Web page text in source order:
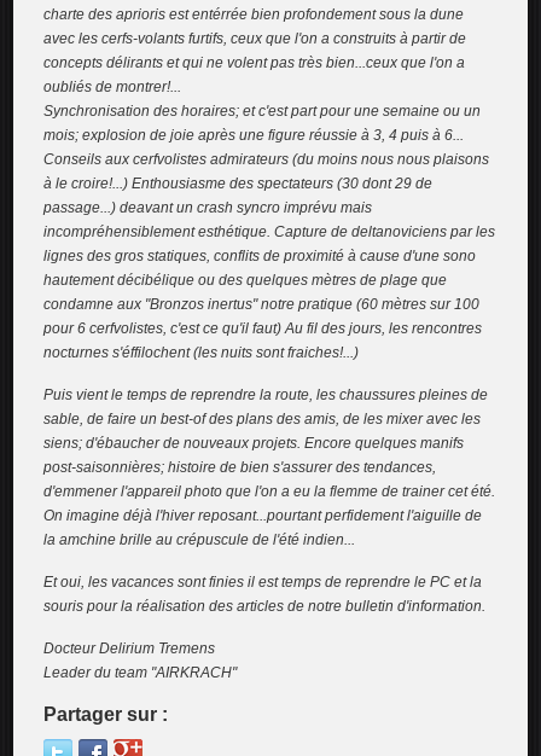
charte des aprioris est entérrée bien profondement sous la dune
avec les cerfs-volants furtifs, ceux que l'on a construits à partir de
concepts délirants et qui ne volent pas très bien...ceux que l'on a
oubliés de montrer!...
Synchronisation des horaires; et c'est part pour une semaine ou un
mois; explosion de joie après une figure réussie à 3, 4 puis à 6...
Conseils aux cerfvolistes admirateurs (du moins nous nous plaisons
à le croire!...) Enthousiasme des spectateurs (30 dont 29 de
passage...) deavant un crash syncro imprévu mais
incompréhensiblement esthétique. Capture de deltanoviciens par les
lignes des gros statiques, conflits de proximité à cause d'une sono
hautement décibélique ou des quelques mètres de plage que
condamne aux "Bronzos inertus" notre pratique (60 mètres sur 100
pour 6 cerfvolistes, c'est ce qu'il faut) Au fil des jours, les rencontres
nocturnes s'éffilochent (les nuits sont fraiches!...)
Puis vient le temps de reprendre la route, les chaussures pleines de
sable, de faire un best-of des plans des amis, de les mixer avec les
siens; d'ébaucher de nouveaux projets. Encore quelques manifs
post-saisonnières; histoire de bien s'assurer des tendances,
d'emmener l'appareil photo que l'on a eu la flemme de trainer cet été.
On imagine déjà l'hiver reposant...pourtant perfidement l'aiguille de
la amchine brille au crépuscule de l'été indien...
Et oui, les vacances sont finies il est temps de reprendre le PC et la
souris pour la réalisation des articles de notre bulletin d'information.
Docteur Delirium Tremens
Leader du team "AIRKRACH"
Partager sur :